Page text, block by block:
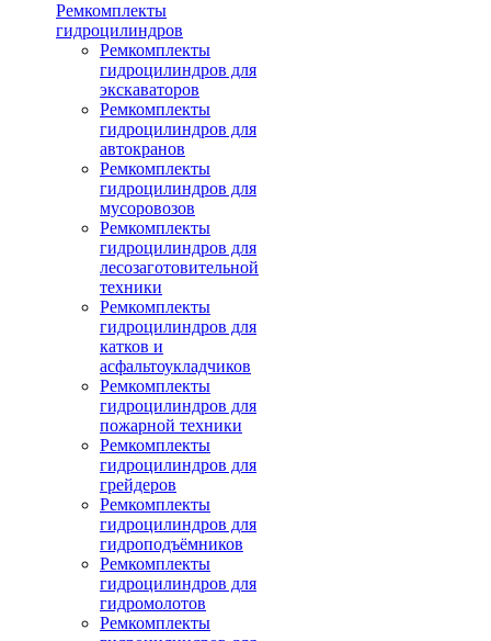
Ремкомплекты
гидроцилиндров
Ремкомплекты
гидроцилиндров для
экскаваторов
Ремкомплекты
гидроцилиндров для
автокранов
Ремкомплекты
гидроцилиндров для
мусоровозов
Ремкомплекты
гидроцилиндров для
лесозаготовительной
техники
Ремкомплекты
гидроцилиндров для
катков и
асфальтоукладчиков
Ремкомплекты
гидроцилиндров для
пожарной техники
Ремкомплекты
гидроцилиндров для
грейдеров
Ремкомплекты
гидроцилиндров для
гидроподъёмников
Ремкомплекты
гидроцилиндров для
гидромолотов
Ремкомплекты